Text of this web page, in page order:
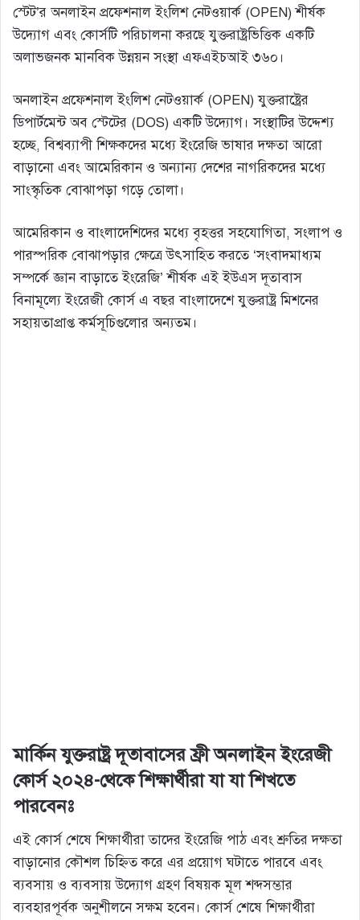
স্টেট’র অনলাইন প্রফেশনাল ইংলিশ নেটওয়ার্ক (OPEN) শীর্ষক
উদ্যোগ এবং কোর্সটি পরিচালনা করছে যুক্তরাষ্ট্রভিত্তিক একটি
অলাভজনক মানবিক উন্নয়ন সংস্থা এফএইচআই ৩৬০।
অনলাইন প্রফেশনাল ইংলিশ নেটওয়ার্ক (OPEN) যুক্তরাষ্ট্রের
ডিপার্টমেন্ট অব স্টেটের (DOS) একটি উদ্যোগ। সংস্থাটির উদ্দেশ্য
হচ্ছে, বিশ্বব্যাপী শিক্ষকদের মধ্যে ইংরেজি ভাষার দক্ষতা আরো
বাড়ানো এবং আমেরিকান ও অন্যান্য দেশের নাগরিকদের মধ্যে
সাংস্কৃতিক বোঝাপড়া গড়ে তোলা।
আমেরিকান ও বাংলাদেশিদের মধ্যে বৃহত্তর সহযোগিতা, সংলাপ ও
পারস্পরিক বোঝাপড়ার ক্ষেত্রে উৎসাহিত করতে ‘সংবাদমাধ্যম
সম্পর্কে জ্ঞান বাড়াতে ইংরেজি’ শীর্ষক এই ইউএস দূতাবাস
বিনামূল্যে ইংরেজী কোর্স এ বছর বাংলাদেশে যুক্তরাষ্ট্র মিশনের
সহায়তাপ্রাপ্ত কর্মসূচিগুলোর অন্যতম।
মার্কিন যুক্তরাষ্ট্র দূতাবাসের ফ্রী অনলাইন ইংরেজী
কোর্স ২০২৪-থেকে শিক্ষার্থীরা যা যা শিখতে
পারবেনঃ
এই কোর্স শেষে শিক্ষার্থীরা তাদের ইংরেজি পাঠ এবং শ্রুতির দক্ষতা
বাড়ানোর কৌশল চিহ্নিত করে এর প্রয়োগ ঘটাতে পারবে এবং
ব্যবসায় ও ব্যবসায় উদ্যোগ গ্রহণ বিষয়ক মূল শব্দসম্ভার
ব্যবহারপূর্বক অনুশীলনে সক্ষম হবেন। কোর্স শেষে শিক্ষার্থীরা